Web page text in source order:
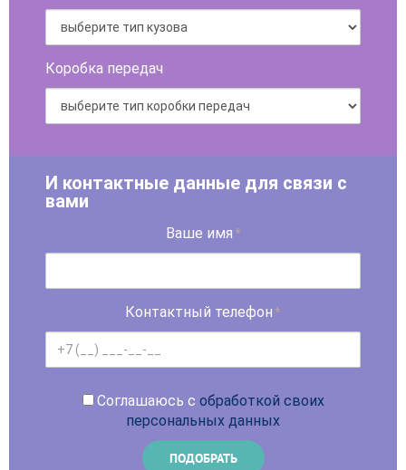
Коробка передач
И контактные данные для связи с
вами
Ваше имя *
Контактный телефон *
Соглашаюсь с обработкой своих
персональных данных